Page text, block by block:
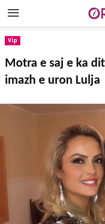
Vip
Motra e saj e ka
imazh e uron Lulja